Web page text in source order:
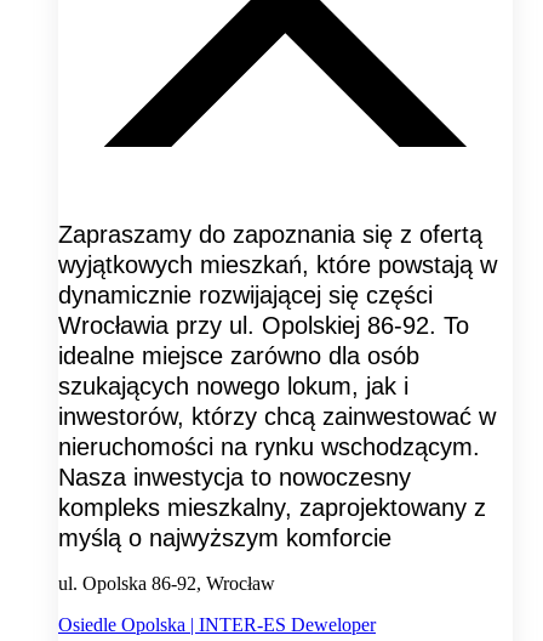
Zapraszamy do zapoznania się z ofertą
wyjątkowych mieszkań, które powstają w
dynamicznie rozwijającej się części
Wrocławia przy ul. Opolskiej 86-92. To
idealne miejsce zarówno dla osób
szukających nowego lokum, jak i
inwestorów, którzy chcą zainwestować w
nieruchomości na rynku wschodzącym.
Nasza inwestycja to nowoczesny
kompleks mieszkalny, zaprojektowany z
myślą o najwyższym komforcie
ul. Opolska 86-92, Wrocław
Osiedle Opolska | INTER-ES Deweloper